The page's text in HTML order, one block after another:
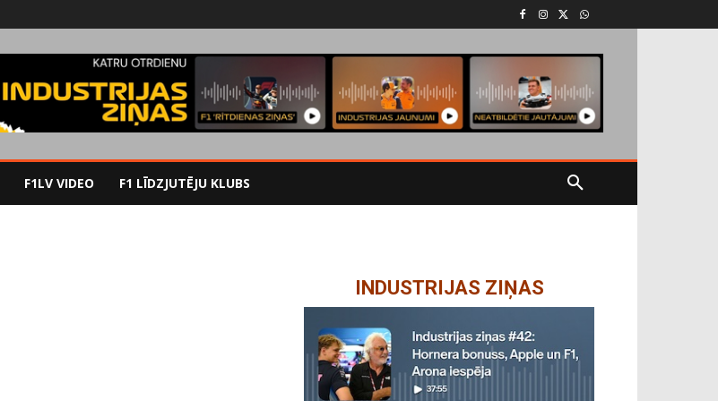
F1LV VIDEO F1 LĪDZJUTĒJU KLUBS
INDUSTRIJAS ZIŅAS